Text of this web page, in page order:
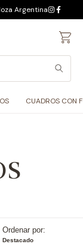
Argentina
CUADROS CON
Ordenar por:
Destacado